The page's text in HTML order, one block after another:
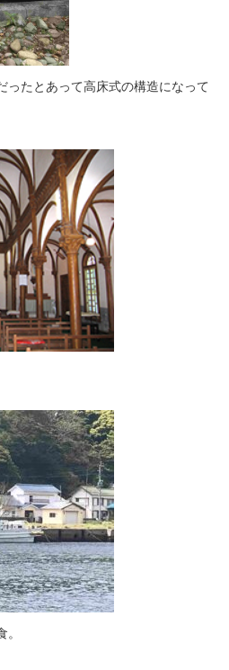
ったとあって高床式の構造になって